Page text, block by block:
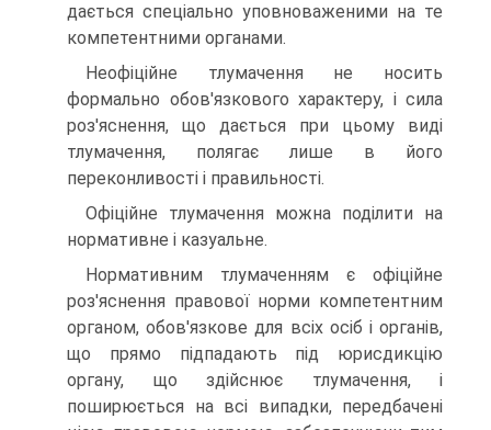
дається спеціально уповноваженими на те
компетентними органами.
Неофіційне тлумачення не носить
формально обов'язкового характеру, і сила
роз'яснення, що дається при цьому виді
тлумачення, полягає лише в його
переконливості і правильності.
Офіційне тлумачення можна поділити на
нормативне і казуальне.
Нормативним тлумаченням є офіційне
роз'яснення правової норми компетентним
органом, обов'язкове для всіх осіб і органів,
що прямо підпадають під юрисдикцію
органу, що здійснює тлумачення, і
поширюється на всі випадки, передбачені